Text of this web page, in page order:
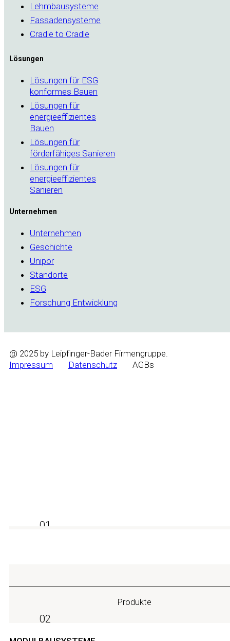
Lehmbausysteme
Fassadensysteme
Cradle to Cradle
Lösungen
Lösungen für ESG
konformes Bauen
Lösungen für
energieeffizientes
Bauen
Lösungen für
förderfähiges Sanieren
Lösungen für
energieeffizientes
Sanieren
Unternehmen
Unternehmen
Geschichte
Unipor
Standorte
ESG
Forschung Entwicklung
@ 2025 by Leipfinger-Bader Firmengruppe.
Impressum
Datenschutz AGBs
01
Produkte
02